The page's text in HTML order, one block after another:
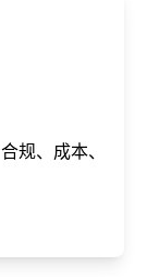
规、成本、